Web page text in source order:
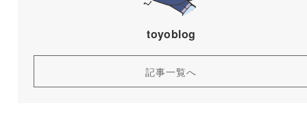
toyoblog
記事一覧へ